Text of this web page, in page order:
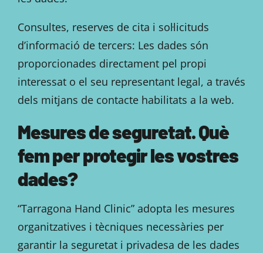
Consultes, reserves de cita i sol·licituds
d’informació de tercers: Les dades són
proporcionades directament pel propi
interessat o el seu representant legal, a través
dels mitjans de contacte habilitats a la web.
Mesures de seguretat. Què
fem per protegir les vostres
dades?
“Tarragona Hand Clinic” adopta les mesures
organitzatives i tècniques necessàries per
garantir la seguretat i privadesa de les dades